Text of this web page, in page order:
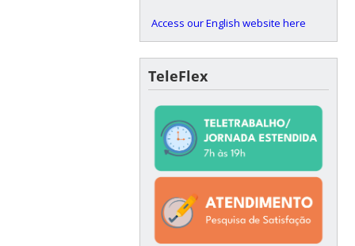
Access our English website here
TeleFlex